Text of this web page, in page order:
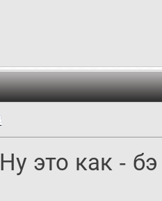
Ну это как -